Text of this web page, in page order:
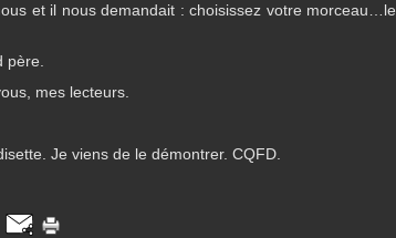
et il nous demandait : choisissez votre morceau…le
mes lecteurs.
Je viens de le démontrer. CQFD.